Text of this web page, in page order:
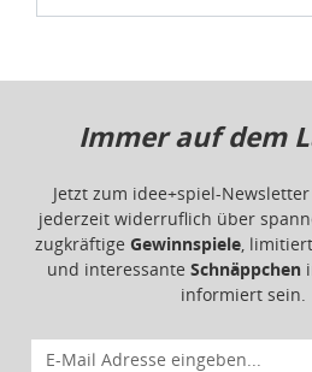
Immer auf dem
Jetzt zum idee+spiel-
jederzeit widerruflich über
zugkräftige Gewinnspiele,
und interessante Schnäppchen
informiert sein.
E-Mail für Newsletteranmeldung